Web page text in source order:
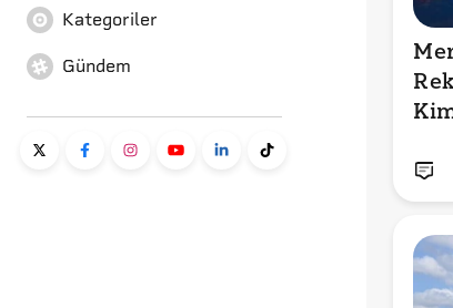
Kategoriler
Gündem